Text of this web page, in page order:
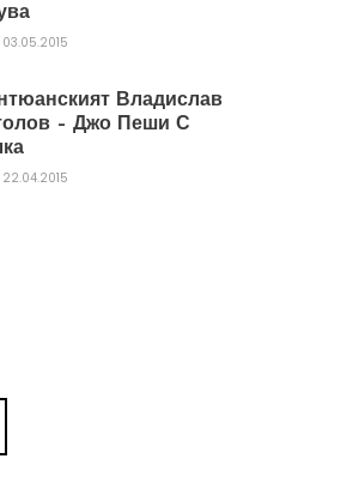
03.05.2015
Владислав
– Джо Пеши С
22.04.2015